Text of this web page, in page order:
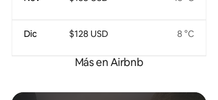
Dic $128 USD 8 °C
Más en Airbnb